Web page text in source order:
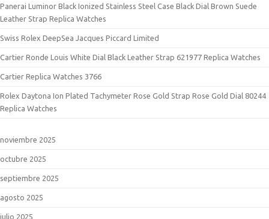
Panerai Luminor Black Ionized Stainless Steel Case Black Dial Brown Suede
Leather Strap Replica Watches
Swiss Rolex DeepSea Jacques Piccard Limited
Cartier Ronde Louis White Dial Black Leather Strap 621977 Replica Watches
Cartier Replica Watches 3766
Rolex Daytona Ion Plated Tachymeter Rose Gold Strap Rose Gold Dial 80244
Replica Watches
noviembre 2025
octubre 2025
septiembre 2025
agosto 2025
julio 2025